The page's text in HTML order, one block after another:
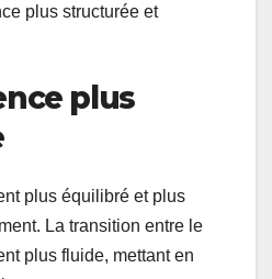
plus structurée et
plus
plus équilibré et plus
La transition entre le
plus fluide, mettant en